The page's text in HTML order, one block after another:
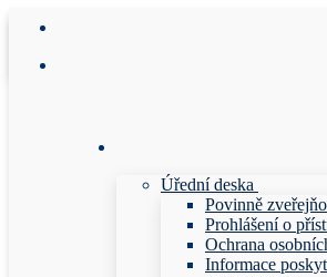
Přeskočit
obsah
Menu
Zavřeno
Úřední deska
Povinně
Prohlášení o
Ochrana
Informace